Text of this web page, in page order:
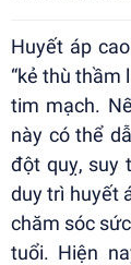
Huyết áp
“kẻ thù thầm
tim mạch.
này có thể
đột quỵ, suy
duy trì huyết
chăm sóc
tuổi. Hiện